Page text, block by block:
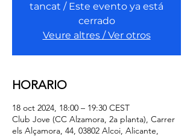
tancat / Este evento ya está
cerrado
Veure altres / Ver otros
HORARIO
18 oct 2024, 18:00 – 19:30 CEST
Club Jove (CC Alzamora, 2a planta), Carrer
els Alçamora, 44, 03802 Alcoi, Alicante,